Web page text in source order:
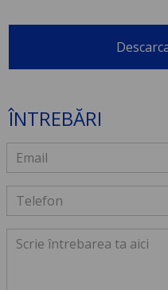
ÎNTREBĂRI